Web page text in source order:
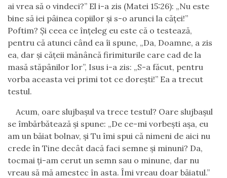
ai vrea să o vindeci?” El i-a zis (Matei 15:26): „Nu este
bine să iei pâinea copiilor şi s-o arunci la căţei!”
Poftim? Şi ceea ce înţeleg eu este că o testează,
pentru că atunci când ea îi spune, „Da, Doamne, a zis
ea, dar şi căţeii mănâncă firimiturile care cad de la
masă stăpânilor lor”, Isus i-a zis: „S-a făcut, pentru
vorba aceasta vei primi tot ce doreşti!” Ea a trecut
testul.
Acum, oare slujbaşul va trece testul? Oare slujbaşul
se îmbărbătează şi spune: „De ce-mi vorbeşti aşa, eu
am un băiat bolnav, şi Tu îmi spui că nimeni de aici nu
crede în Tine decât dacă faci semne şi minuni? Da,
tocmai ţi-am cerut un semn sau o minune, dar nu
vreau să mă amestec în asta. Îmi vreau doar băiatul.”